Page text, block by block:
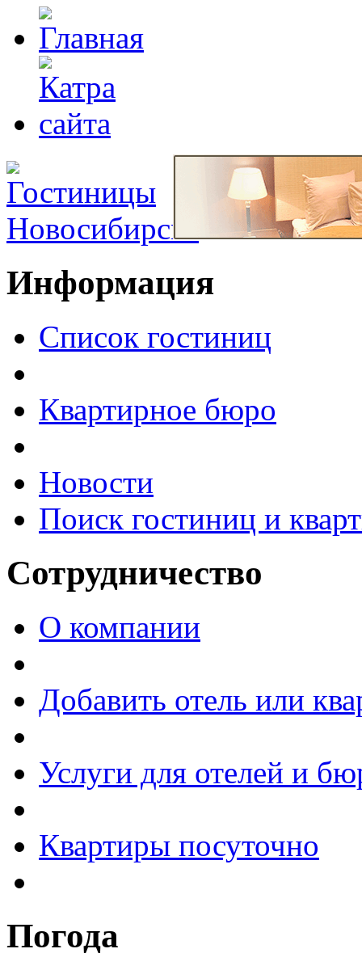
Информация
Список гостиниц
Квартирное бюро
Новости
Поиск гостиниц и
Сотрудничество
О компании
Добавить отель или
Услуги для отелей и
Квартиры посуточно
Погода